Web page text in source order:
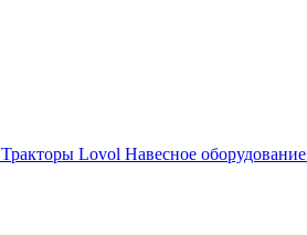
Тракторы Lovol Навесное оборудование